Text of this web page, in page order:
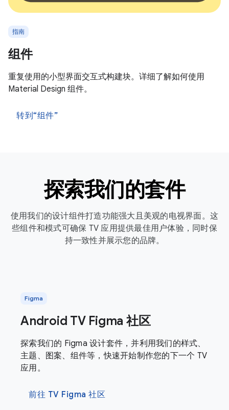
指南
组件
重复使用的小型界面交互式构建块。详细了解如何使用
Material Design 组件。
转到“组件”
探索我们的套件
使用我们的设计组件打造功能强大且美观的电视界面。这
些组件和模式可确保 TV 应用提供最佳用户体验，同时保
持一致性并展示您的品牌。
Figma
Android TV Figma 社区
探索我们的 Figma 设计套件，并利用我们的样式、
主题、图案、组件等，快速开始制作您的下一个 TV
应用。
前往 TV Figma 社区